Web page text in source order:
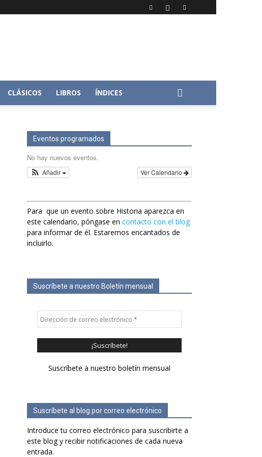
CLÁSICOS LIBROS ÍNDICES
Eventos programados
No hay nuevos eventos.
Ver Calendario
Añadir
Para que un evento sobre Historia aparezca en
este calendario, póngase en contacto con el blog
para informar de él. Estaremos encantados de
incluirlo.
Suscríbete a nuestro Boletín mensual
Suscríbete a nuestro boletín mensual
Suscríbete al blog por correo electrónico
Introduce tu correo electrónico para suscribirte a
este blog y recibir notificaciones de cada nueva
entrada.